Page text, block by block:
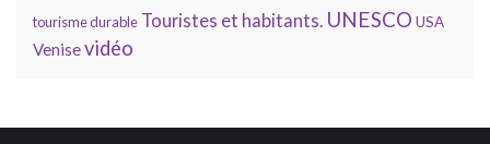
tourisme durable Touristes et habitants. UNESCO USA
Venisevidéo